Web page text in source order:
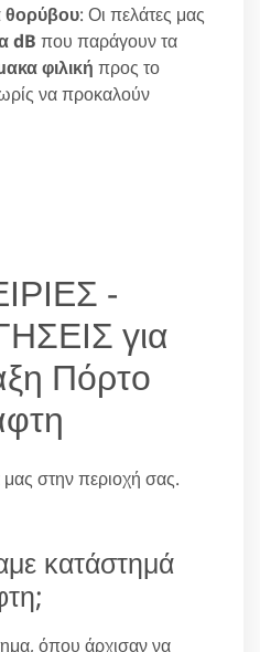
θορύβου: Οι πελάτες μας
dB που παράγουν τα
φιλική προς το
να προκαλούν
-
για
Πόρτο
μας στην περιοχή σας.
κατάστημά
όπου άρχισαν να